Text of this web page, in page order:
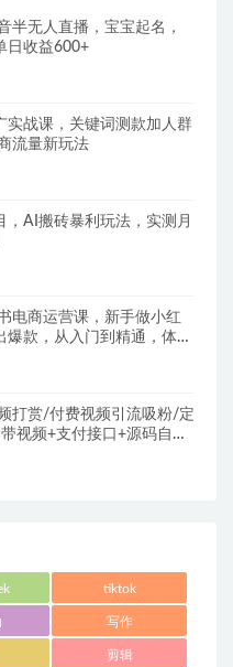
半无人直播，宝宝起名，
日收益600+
实战课，关键词测款加人群
流量新玩法
，AI搬砖暴利玩法，实测月
电商运营课，​新手做小红
爆款，从入门到精通，体验
打赏/付费视频引流吸粉/定
视频+支付接口+源码自适
tiktok
写作
剪辑